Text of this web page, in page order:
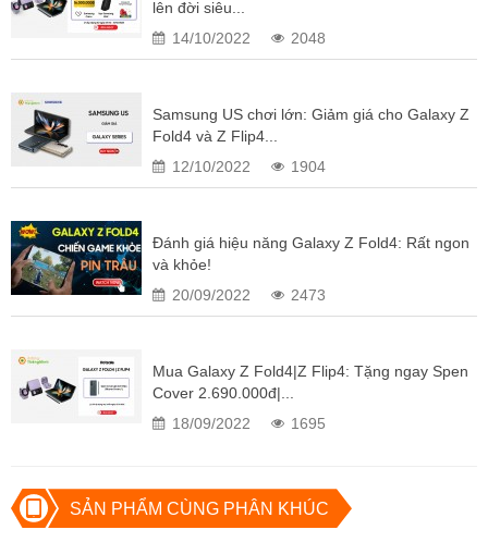
dọc, tăng bề rộng. Cụ thể, viền màn hình đã được làm mỏng lại và
trọng lượng máy được giảm đi chỉ với 263g.
bảo cân đối được trọng lượng máy. Bộ khớp nối bản lề của Galaxy
Z Fold4 được tinh chỉnh một chút ở bên trong, giúp kết nối bộ
lên đời siêu...
14/10/2022
2048
Samsung US chơi lớn: Giảm giá cho Galaxy Z
Fold4 và Z Flip4...
12/10/2022
1904
Đánh giá hiệu năng Galaxy Z Fold4: Rất ngon
và khỏe!
20/09/2022
2473
Mua Galaxy Z Fold4|Z Flip4: Tặng ngay Spen
Cover 2.690.000đ|...
18/09/2022
1695
SẢN PHẨM CÙNG PHÂN KHÚC